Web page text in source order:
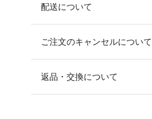
配送について
ご注文のキャンセルについて
返品・交換について